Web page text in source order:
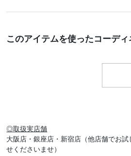
このアイテムを使ったコーディ
◎取扱実店舗
大阪店・銀座店・新宿店（他店舗でお
せくださいませ）